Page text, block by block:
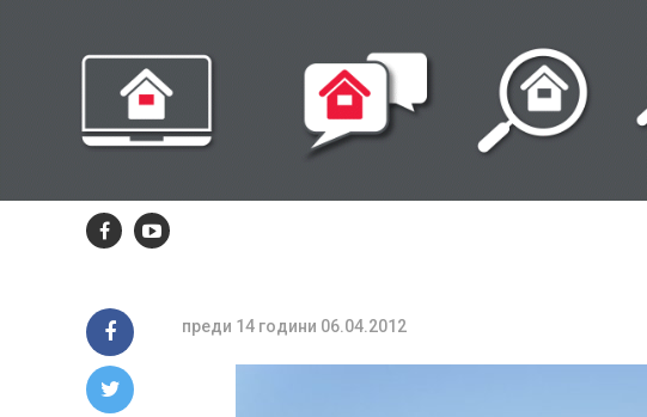
“Видима-
Раковски”
гостува на
“Локо” /Пд/
преди 14 години 06.04.2012